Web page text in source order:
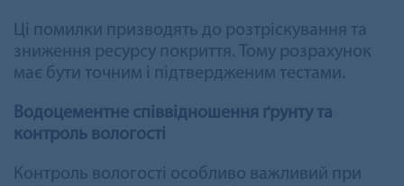
Ці помилки призводять до розтріскування та
зниження ресурсу покриття. Тому розрахунок
має бути точним і підтвердженим тестами.
Водоцементне співвідношення ґрунту та
контроль вологості
Контроль вологості особливо важливий при